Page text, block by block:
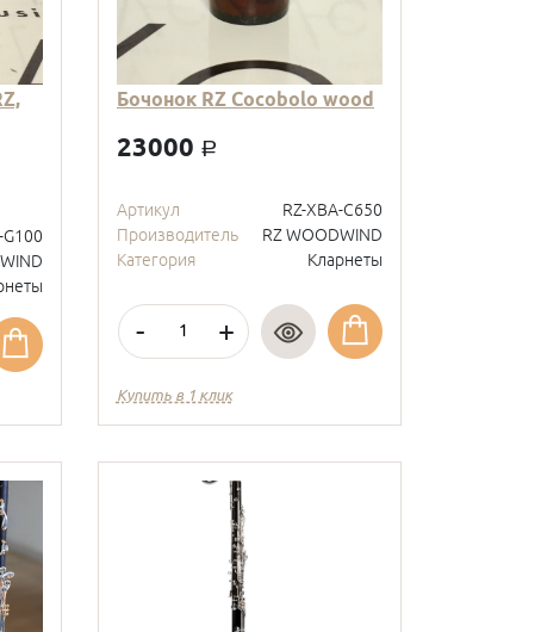
G100
Бочонок RZ Cocobolo wood
23000 a
Артикул
RZ-XBA-C650
Производитель
RZ WOODWIND
Категория
Кларнеты
- +
Купить в 1 клик